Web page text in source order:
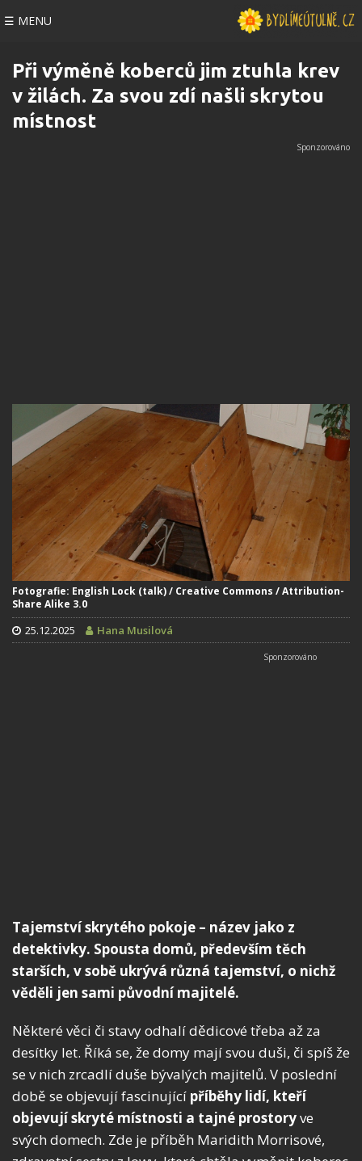
☰ MENU
Při výměně koberců jim ztuhla krev
v žilách. Za svou zdí našli skrytou
místnost
Fotografie: English Lock (talk) / Creative Commons / Attribution-
Share Alike 3.0
25.12.2025 Hana Musilová
Tajemství skrytého pokoje – název jako z
detektivky. Spousta domů, především těch
starších, v sobě ukrývá různá tajemství, o nichž
věděli jen sami původní majitelé.
Některé věci či stavy odhalí dědicové třeba až za
desítky let. Říká se, že domy mají svou duši, či spíš že
se v nich zrcadlí duše bývalých majitelů. V poslední
době se objevují fascinující příběhy lidí, kteří
objevují skryté místnosti a tajné prostoryve
svých domech. Zde je příběh Maridith Morrisové,